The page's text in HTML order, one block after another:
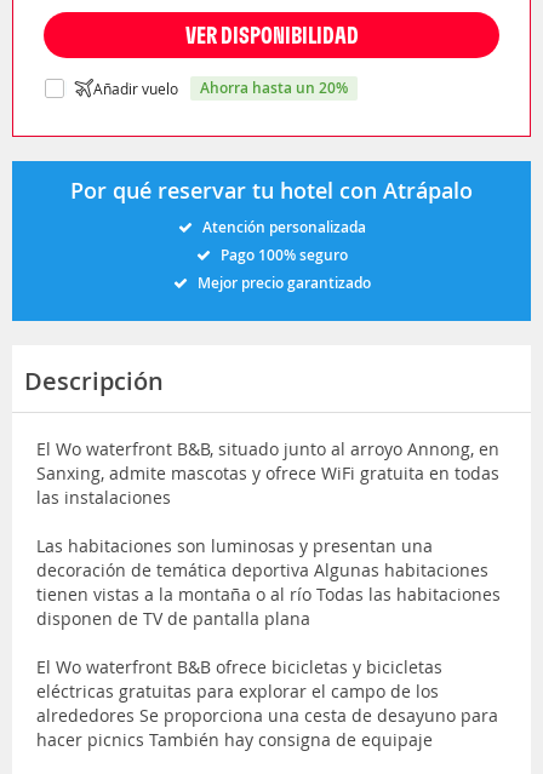
VER DISPONIBILIDAD
Añadir vuelo ahorra hasta un 20%
Por qué reservar tu hotel con Atrápalo
Atención personalizada
Pago 100% seguro
Mejor precio garantizado
Descripción
El Wo waterfront B&B, situado junto al arroyo Annong, en
Sanxing, admite mascotas y ofrece WiFi gratuita en todas
las instalaciones
Las habitaciones son luminosas y presentan una
decoración de temática deportiva Algunas habitaciones
tienen vistas a la montaña o al río Todas las habitaciones
disponen de TV de pantalla plana
El Wo waterfront B&B ofrece bicicletas y bicicletas
eléctricas gratuitas para explorar el campo de los
alrededores Se proporciona una cesta de desayuno para
hacer picnics También hay consigna de equipaje